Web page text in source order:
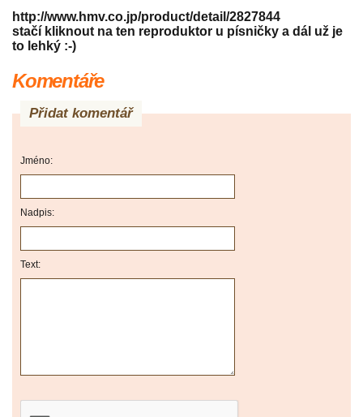
http://www.hmv.co.jp/product/detail/2827844
stačí kliknout na ten reproduktor u písničky a dál už je
to lehký :-)
Komentáře
Přidat komentář
Jméno:
Nadpis:
Text: